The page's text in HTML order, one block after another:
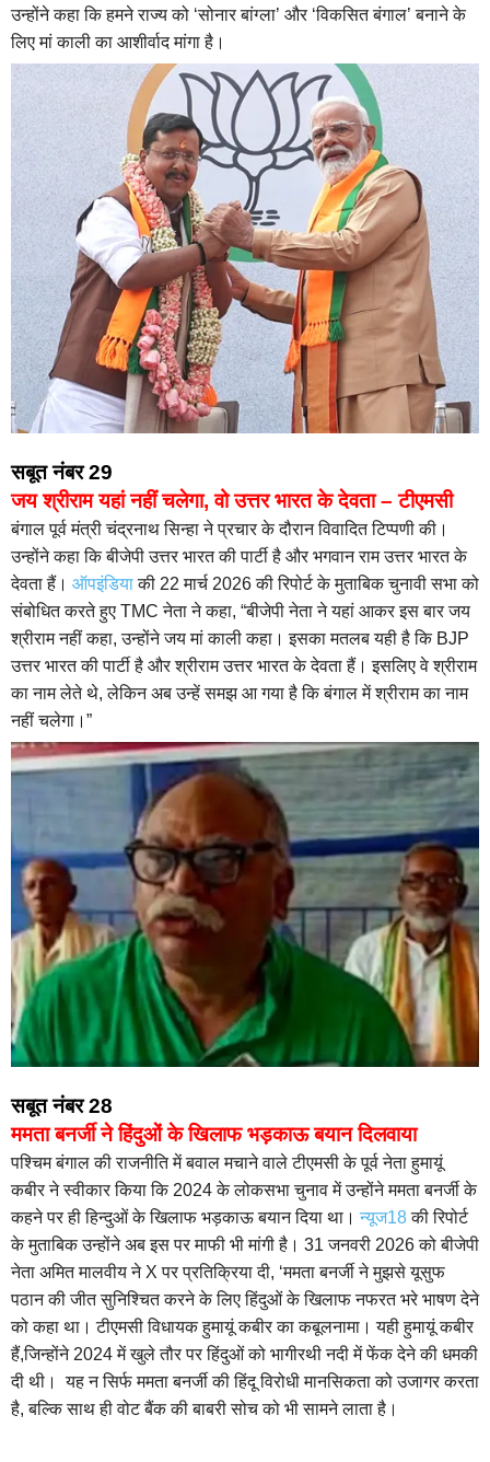
उन्होंने कहा कि हमने राज्य को ‘सोनार बांग्ला’ और ‘विकसित बंगाल’ बनाने के
लिए मां काली का आशीर्वाद मांगा है।
सबूत नंबर 29
जय श्रीराम यहां नहीं चलेगा, वो उत्तर भारत के देवता – टीएमसी
बंगाल पूर्व मंत्री चंद्रनाथ सिन्हा ने प्रचार के दौरान विवादित टिप्पणी की।
उन्होंने कहा कि बीजेपी उत्तर भारत की पार्टी है और भगवान राम उत्तर भारत के
देवता हैं। ऑपइंडियाकी 22 मार्च 2026 की रिपोर्ट के मुताबिक चुनावी सभा को
संबोधित करते हुए TMC नेता ने कहा, “बीजेपी नेता ने यहां आकर इस बार जय
श्रीराम नहीं कहा, उन्होंने जय मां काली कहा। इसका मतलब यही है कि BJP
उत्तर भारत की पार्टी है और श्रीराम उत्तर भारत के देवता हैं। इसलिए वे श्रीराम
का नाम लेते थे, लेकिन अब उन्हें समझ आ गया है कि बंगाल में श्रीराम का नाम
नहीं चलेगा।”
सबूत नंबर 28
ममता बनर्जी ने हिंदुओं के खिलाफ भड़काऊ बयान दिलवाया
पश्चिम बंगाल की राजनीति में बवाल मचाने वाले टीएमसी के पूर्व नेता हुमायूं
कबीर ने स्वीकार किया कि 2024 के लोकसभा चुनाव में उन्होंने ममता बनर्जी के
कहने पर ही हिन्‍दुओं के खिलाफ भड़काऊ बयान दिया था। न्यूज18की रिपोर्ट
के मुताबिक उन्‍होंने अब इस पर माफी भी मांगी है। 31 जनवरी 2026 को बीजेपी
नेता अमित मालवीय ने X पर प्रतिक्रिया दी, ‘ममता बनर्जी ने मुझसे यूसुफ
पठान की जीत सुनिश्चित करने के लिए हिंदुओं के खिलाफ नफरत भरे भाषण देने
को कहा था। टीएमसी विधायक हुमायूं कबीर का कबूलनामा। यही हुमायूं कबीर
हैं,जिन्होंने 2024 में खुले तौर पर हिंदुओं को भागीरथी नदी में फेंक देने की धमकी
दी थी। यह न सिर्फ ममता बनर्जी की हिंदू विरोधी मानसिकता को उजागर करता
है, बल्कि साथ ही वोट बैंक की बाबरी सोच को भी सामने लाता है।